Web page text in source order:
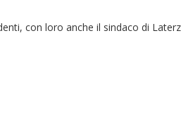
con loro anche il sindaco di